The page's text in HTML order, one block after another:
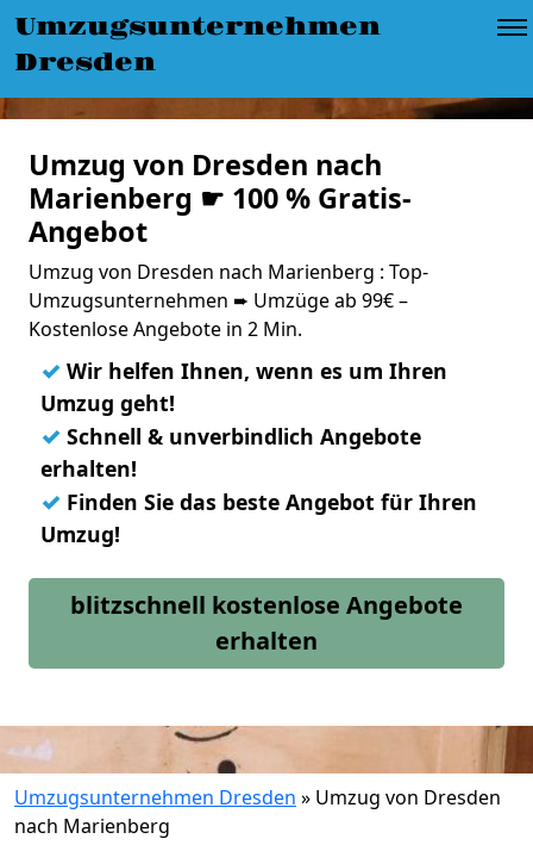
Umzugsunternehmen
Dresden
Umzug von Dresden nach
Marienberg ☛ 100 % Gratis-
Angebot
Umzug von Dresden nach Marienberg : Top-
Umzugsunternehmen ➨ Umzüge ab 99€ –
Kostenlose Angebote in 2 Min.
✓ Wir helfen Ihnen, wenn es um Ihren
Umzug geht!
✓ Schnell & unverbindlich Angebote
erhalten!
✓ Finden Sie das beste Angebot für Ihren
Umzug!
blitzschnell kostenlose Angebote
erhalten
Umzugsunternehmen Dresden » Umzug von Dresden
nach Marienberg